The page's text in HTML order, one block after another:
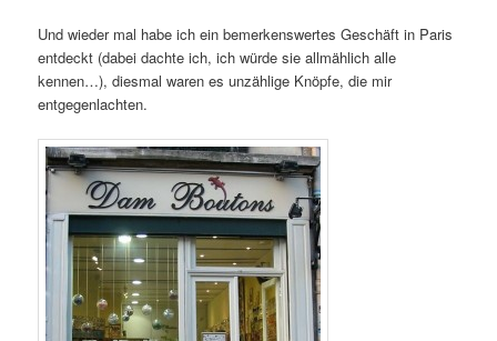
Und wieder mal habe ich ein bemerkenswertes Geschäft in Paris
entdeckt (dabei dachte ich, ich würde sie allmählich alle
kennen…), diesmal waren es unzählige Knöpfe, die mir
entgegenlachten.